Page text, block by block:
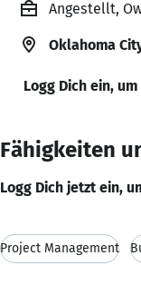
Angestellt,
Oklahoma
Logg Dich ein,
Fähigkeiten
Logg Dich jetzt ein,
Project Management